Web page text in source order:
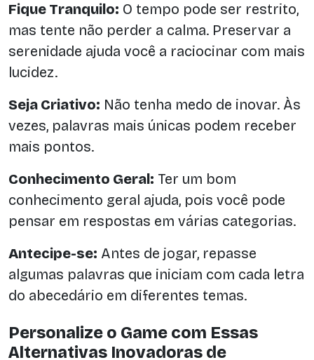
Fique Tranquilo: O tempo pode ser restrito,
mas tente não perder a calma. Preservar a
serenidade ajuda você a raciocinar com mais
lucidez.
Seja Criativo: Não tenha medo de inovar. Às
vezes, palavras mais únicas podem receber
mais pontos.
Conhecimento Geral: Ter um bom
conhecimento geral ajuda, pois você pode
pensar em respostas em várias categorias.
Antecipe-se: Antes de jogar, repasse
algumas palavras que iniciam com cada letra
do abecedário em diferentes temas.
Personalize o Game com Essas
Alternativas Inovadoras de